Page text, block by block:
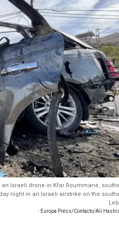
an Israeli drone in Kfar Roummane,
night in an Israeli airstrike on the
- Europa Press/Contacto/Ali